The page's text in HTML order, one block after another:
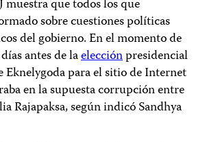
muestra que todos los que
sobre cuestiones políticas
del gobierno. En el momento de
antes de laelecciónpresidencial
Eknelygoda para el sitio de Internet
en la supuesta corrupción entre
Rajapaksa, según indicó Sandhya